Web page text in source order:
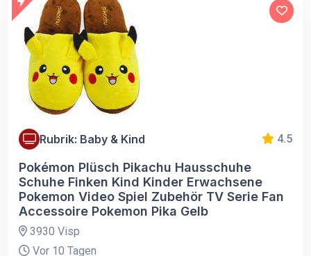
Rubrik: Baby & Kind 4.5
Pokémon Plüsch Pikachu Hausschuhe
Schuhe Finken Kind Kinder Erwachsene
Pokemon Video Spiel Zubehör TV Serie Fan
Accessoire Pokemon Pika Gelb
3930 Visp
Vor 10 Tagen